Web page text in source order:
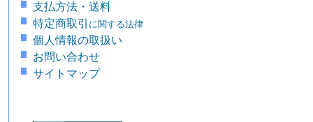
支払方法・送料
特定商取引 に関する法律
個人情報の取扱い
お問い合わせ
サイトマップ